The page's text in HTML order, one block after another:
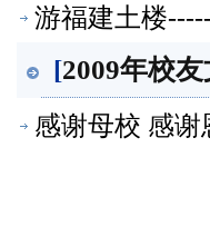
游福建土楼
[2009年校
感谢母校 感